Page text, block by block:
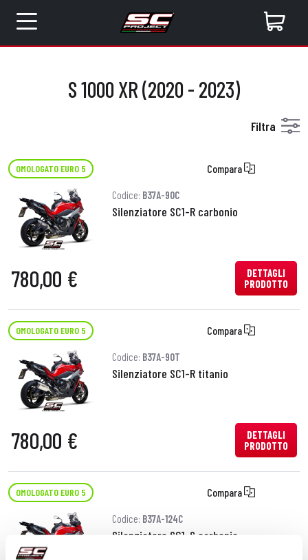
S 1000 XR (2020 - 2023)
Filtra
OMOLOGATO EURO 5 Compara
Codice: B37A-90C
Silenziatore SC1-R carbonio
780,00 €
DETTAGLI
PRODOTTO
OMOLOGATO EURO 5 Compara
Codice: B37A-90T
Silenziatore SC1-R titanio
780,00 €
DETTAGLI
PRODOTTO
OMOLOGATO EURO 5 Compara
Codice: B37A-124C
Silenziatore SC1-S carbonio